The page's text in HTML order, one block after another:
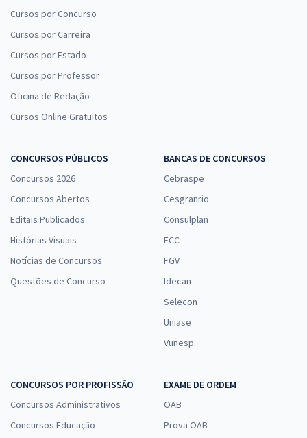
Cursos por Concurso
Cursos por Carreira
Cursos por Estado
Cursos por Professor
Oficina de Redação
Cursos Online Gratuitos
CONCURSOS PÚBLICOS
Concursos 2026
Concursos Abertos
Editais Publicados
Histórias Visuais
Notícias de Concursos
Questões de Concurso
BANCAS DE CONCURSOS
Cebraspe
Cesgranrio
Consulplan
FCC
FGV
Idecan
Selecon
Uniase
Vunesp
CONCURSOS POR PROFISSÃO
Concursos Administrativos
Concursos Educação
EXAME DE ORDEM
OAB
Prova OAB